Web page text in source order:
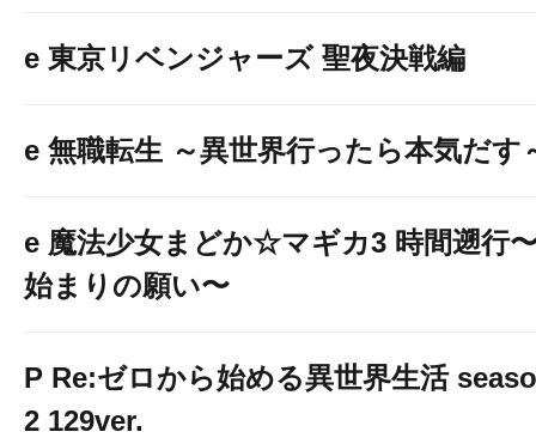
e 東京リベンジャーズ 聖夜決戦編
e 無職転生 ～異世界行ったら本気だす
e 魔法少女まどか☆マギカ3 時間遡行
始まりの願い〜
P Re:ゼロから始める異世界生活
2 129ver.